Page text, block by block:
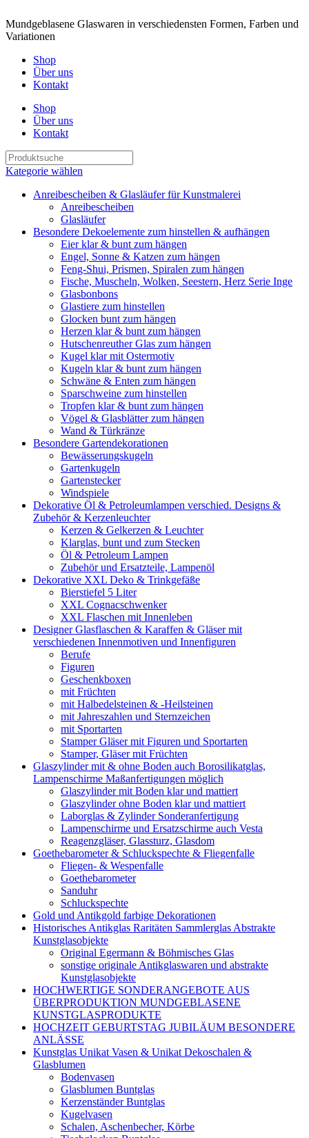
Mundgeblasene Glaswaren in verschiedensten Formen, Farben und
Variationen
Shop
Über uns
Kontakt
Shop
Über uns
Kontakt
Kategorie wählen
Anreibescheiben & Glasläufer für Kunstmalerei
Anreibescheiben
Glasläufer
Besondere Dekoelemente zum hinstellen & aufhängen
Eier klar & bunt zum hängen
Engel, Sonne & Katzen zum hängen
Feng-Shui, Prismen, Spiralen zum hängen
Fische, Muscheln, Wolken, Seestern, Herz Serie Inge
Glasbonbons
Glastiere zum hinstellen
Glocken bunt zum hängen
Herzen klar & bunt zum hängen
Hutschenreuther Glas zum hängen
Kugel klar mit Ostermotiv
Kugeln klar & bunt zum hängen
Schwäne & Enten zum hängen
Sparschweine zum hinstellen
Tropfen klar & bunt zum hängen
Vögel & Glasblätter zum hängen
Wand & Türkränze
Besondere Gartendekorationen
Bewässerungskugeln
Gartenkugeln
Gartenstecker
Windspiele
Dekorative Öl & Petroleumlampen verschied. Designs &
Zubehör & Kerzenleuchter
Kerzen & Gelkerzen & Leuchter
Klarglas, bunt und zum Stecken
Öl & Petroleum Lampen
Zubehör und Ersatzteile, Lampenöl
Dekorative XXL Deko & Trinkgefäße
Bierstiefel 5 Liter
XXL Cognacschwenker
XXL Flaschen mit Innenleben
Designer Glasflaschen & Karaffen & Gläser mit
verschiedenen Innenmotiven und Innenfiguren
Berufe
Figuren
Geschenkboxen
mit Früchten
mit Halbedelsteinen & -Heilsteinen
mit Jahreszahlen und Sternzeichen
mit Sportarten
Stamper Gläser mit Figuren und Sportarten
Stamper, Gläser mit Früchten
Glaszylinder mit & ohne Boden auch Borosilikatglas,
Lampenschirme Maßanfertigungen möglich
Glaszylinder mit Boden klar und mattiert
Glaszylinder ohne Boden klar und mattiert
Laborglas & Zylinder Sonderanfertigung
Lampenschirme und Ersatzschirme auch Vesta
Reagenzgläser, Glassturz, Glasdom
Goethebarometer & Schluckspechte & Fliegenfalle
Fliegen- & Wespenfalle
Goethebarometer
Sanduhr
Schluckspechte
Gold und Antikgold farbige Dekorationen
Historisches Antikglas Raritäten Sammlerglas Abstrakte
Kunstglasobjekte
Original Egermann & Böhmisches Glas
sonstige originale Antikglaswaren und abstrakte
Kunstglasobjekte
HOCHWERTIGE SONDERANGEBOTE AUS
ÜBERPRODUKTION MUNDGEBLASENE
KUNSTGLASPRODUKTE
HOCHZEIT GEBURTSTAG JUBILÄUM BESONDERE
ANLÄSSE
Kunstglas Unikat Vasen & Unikat Dekoschalen &
Glasblumen
Bodenvasen
Glasblumen Buntglas
Kerzenständer Buntglas
Kugelvasen
Schalen, Aschenbecher, Körbe